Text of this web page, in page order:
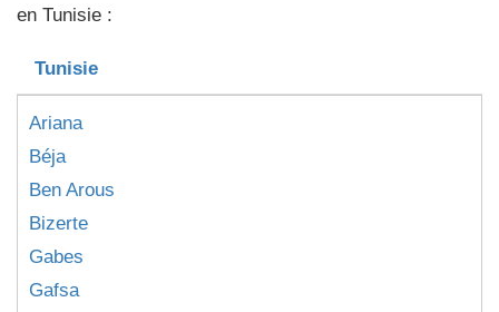
en Tunisie :
Tunisie
Ariana
Béja
Ben Arous
Bizerte
Gabes
Gafsa